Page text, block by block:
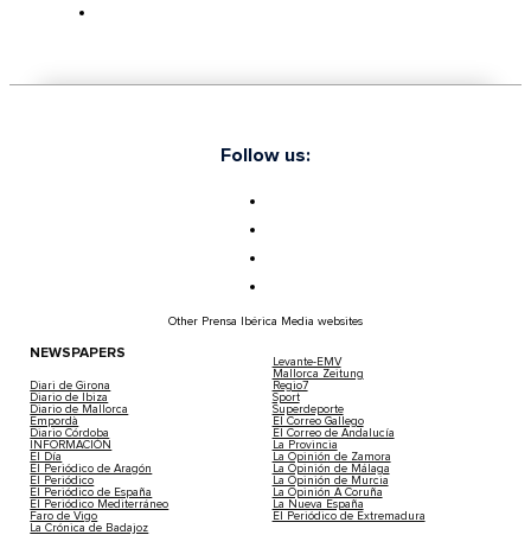
Follow us:
Other Prensa Ibérica Media websites
NEWSPAPERS
Diari de Girona
Diario de Ibiza
Diario de Mallorca
Empordà
Diario Córdoba
INFORMACIÓN
El Día
El Periódico de Aragón
El Periódico
El Periódico de España
El Periódico Mediterráneo
Faro de Vigo
La Crónica de Badajoz
Levante-EMV
Mallorca Zeitung
Regio7
Sport
Superdeporte
El Correo Gallego
El Correo de Andalucía
La Provincia
La Opinión de Zamora
La Opinión de Málaga
La Opinión de Murcia
La Opinión A Coruña
La Nueva España
El Periódico de Extremadura